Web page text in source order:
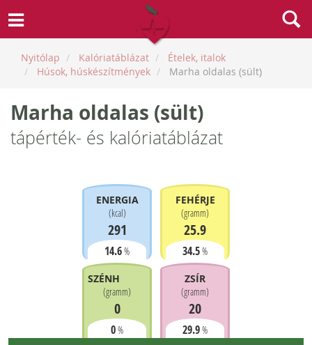
Nyitólap Kalóriatáblázat
Ételek, italok
Húsok, húskészítmények
Marha oldalas (sült)
Marha oldalas (sült)
tápérték- és kalóriatáblázat
ENERGIA
(kcal)
291
14.6%
FEHÉRJE
(gramm)
25.9
34.5%
SZÉNHIDRÁT
(gramm)
0
0%
ZSÍR
(gramm)
20
29.9%